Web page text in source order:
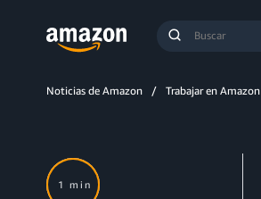
Enviar
Noticias de Amazon Trabajar en Amazon
1 min